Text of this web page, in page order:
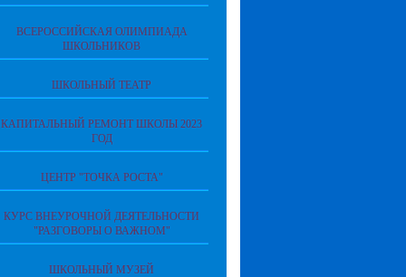
ВСЕРОССИЙСКАЯ ОЛИМПИАДА
ШКОЛЬНИКОВ
ШКОЛЬНЫЙ ТЕАТР
КАПИТАЛЬНЫЙ РЕМОНТ ШКОЛЫ 2023
ГОД
ЦЕНТР "ТОЧКА РОСТА"
КУРС ВНЕУРОЧНОЙ ДЕЯТЕЛЬНОСТИ
"РАЗГОВОРЫ О ВАЖНОМ"
ШКОЛЬНЫЙ МУЗЕЙ